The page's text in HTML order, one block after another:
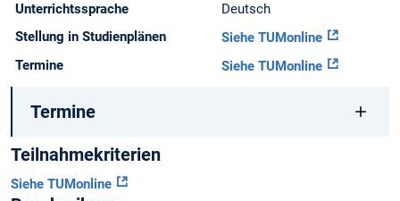
Unterrichtssprache
Deutsch
Stellung in Studienplänen
Siehe TUMonline
Termine
Siehe TUMonline
Termine
Teilnahmekriterien
Siehe TUMonline